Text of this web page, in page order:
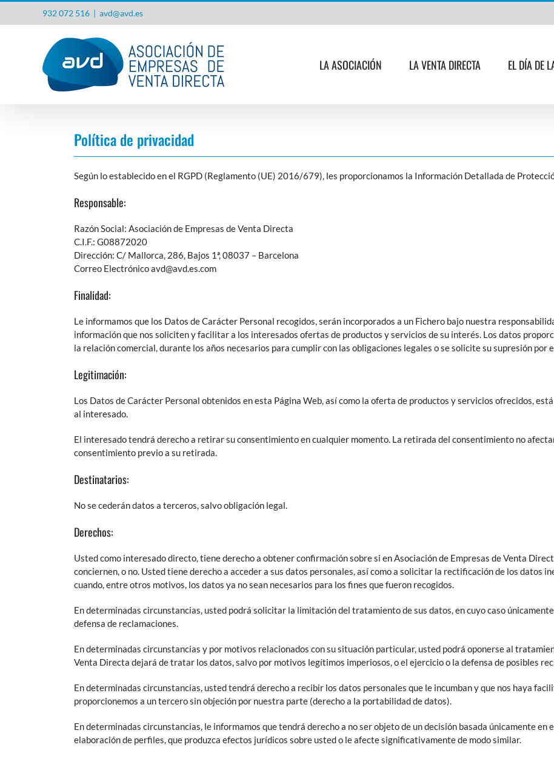
932 072 516 | avd@avd.es
LA ASOCIACIÓN LA VENTA DIRECTA EL DÍA DE
Política de privacidad
Según lo establecido en el RGPD (Reglamento (UE) 2016/679), les proporcionamos la Información Detallada de
Responsable:
Razón Social: Asociación de Empresas de Venta Directa
C.I.F.: G08872020
Dirección: C/ Mallorca, 286, Bajos 1ª, 08037 – Barcelona
Correo Electrónico avd@avd.es.com
Finalidad:
Le informamos que los Datos de Carácter Personal recogidos, serán incorporados a un Fichero bajo nuestra
información que nos soliciten y facilitar a los interesados ofertas de productos y servicios de su interés. Los datos
la relación comercial, durante los años necesarios para cumplir con las obligaciones legales o se solicite su supresión por
Legitimación:
Los Datos de Carácter Personal obtenidos en esta Página Web, así como la oferta de productos y servicios ofrecidos,
al interesado.
El interesado tendrá derecho a retirar su consentimiento en cualquier momento. La retirada del consentimiento no
consentimiento previo a su retirada.
Destinatarios:
No se cederán datos a terceros, salvo obligación legal.
Derechos:
Usted como interesado directo, tiene derecho a obtener confirmación sobre si en Asociación de Empresas de Venta
conciernen, o no. Usted tiene derecho a acceder a sus datos personales, así como a solicitar la rectificación de los datos
cuando, entre otros motivos, los datos ya no sean necesarios para los fines que fueron recogidos.
En determinadas circunstancias, usted podrá solicitar la limitación del tratamiento de sus datos, en cuyo caso
defensa de reclamaciones.
En determinadas circunstancias y por motivos relacionados con su situación particular, usted podrá oponerse al
Venta Directa dejará de tratar los datos, salvo por motivos legítimos imperiosos, o el ejercicio o la defensa de posibles
En determinadas circunstancias, usted tendrá derecho a recibir los datos personales que le incumban y que nos haya
proporcionemos a un tercero sin objeción por nuestra parte (derecho a la portabilidad de datos).
En determinadas circunstancias, le informamos que tendrá derecho a no ser objeto de un decisión basada únicamente
elaboración de perfiles, que produzca efectos jurídicos sobre usted o le afecte significativamente de modo similar.